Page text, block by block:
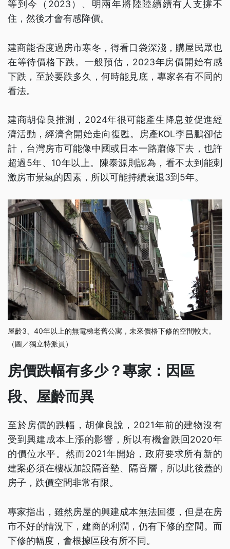
等到今（2023）、明兩年將陸陸續續有人支撐不
住，然後才會有感降價。
建商能否度過房市寒冬，得看口袋深淺，購屋民眾也
在等待價格下跌。一般預估，2023年房價開始有感
下跌，至於要跌多久，何時能見底，專家各有不同的
看法。
建商胡偉良推測，2024年很可能產生降息並促進經
濟活動，經濟會開始走向復甦。房產KOL李昌鵬卻估
計，台灣房市可能像中國或日本一路蕭條下去，也許
超過5年、10年以上。陳泰源則認為，看不太到能刺
激房市景氣的因素，所以可能持續衰退3到5年。
屋齡3、40年以上的無電梯老舊公寓，未來價格下修的空間較大。
（圖／獨立特派員）
房價跌幅有多少？專家：因區
段、屋齡而異
至於房價的跌幅，胡偉良說，2021年前的建物沒有
受到興建成本上漲的影響，所以有機會跌回2020年
的價位水平。然而2021年開始，政府要求所有新的
建案必須在樓板加設隔音墊、隔音層，所以此後蓋的
房子，跌價空間非常有限。
專家指出，雖然房屋的興建成本無法回復，但是在房
市不好的情況下，建商的利潤，仍有下修的空間。而
下修的幅度，會根據區段有所不同。